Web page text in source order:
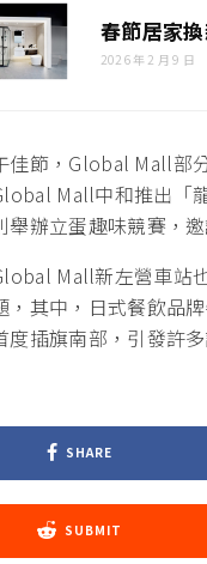
春節居家
2026 年 2 月 9 日
佳節，Global Mall部
Mall中和推出「
舉辦立蛋趣味競賽，
Mall新左營車站
，其中，日式餐飲品
度插旗南部，引發許
SHARE
SUBMIT